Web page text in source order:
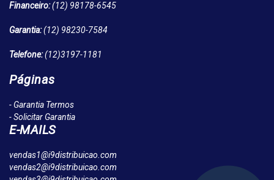
Financeiro:(12) 98178-6545
Garantia:(12) 98230-7584
Telefone:(12)3197-1181
Páginas
- Garantia Termos
- Solicitar Garantia
E-MAILS
vendas1@i9distribuicao.com
vendas2@i9distribuicao.com